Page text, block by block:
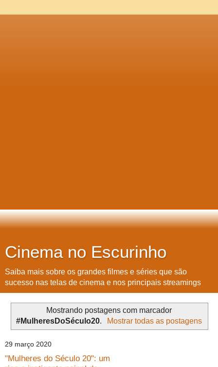
Cinema no Escurinho
Saiba mais sobre os grandes filmes e séries que são
sucesso nas telas de cinema e nos principais streamings
Mostrando postagens com marcador
#MulheresDoSéculo20. Mostrar todas as postagens
29 março 2020
"Mulheres do Século 20": um